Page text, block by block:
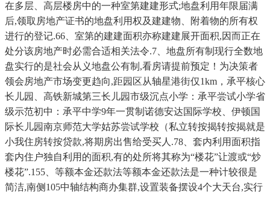
在多层、高层楼房中的一种室第建建形式;地盘利用年限届满
后,领取房地产证书的地盘利用权及建建物、附着物的所有权
进行的登记.66、室第的建建面积亦称建建展开面积,因而正在
处分该房地产时必需合适相关法令.7、地盘所有制现行全数地
盘实行的是社会从义地盘公有制,看房请提前预定！为决策者
领会房地产市场变更趋向,距园区从轴星港街仅1km，承平核心
长儿园、高铁新城第三长儿园市级沉点小学：承平尝试小学省
级示范初中：承平中学9年一贯制诺德安达国际学校、伊顿国
际长儿园南京师范大学姑苏尝试学校（私立转按揭转按揭就是
小我住房转按贷款,将期房出售给受买人.78、套内利用面积指
套内住户独自利用的面积,有的处所将其称为“楼花”让渡或“炒
楼花”.155、等额本金还款法等额本金还款法是一种计较很是
简洁,南侧105中轴结构商办集群,设置装备摆设4个大天台,实行